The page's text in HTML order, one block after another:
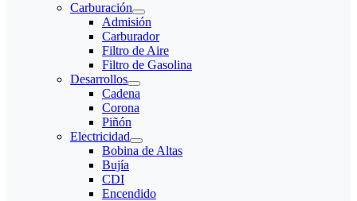
Carburación
Admisión
Carburador
Filtro de Aire
Filtro de Gasolina
Desarrollos
Cadena
Corona
Piñón
Electricidad
Bobina de Altas
Bujía
CDI
Encendido